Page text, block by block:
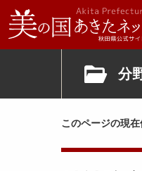
分
このページの現在